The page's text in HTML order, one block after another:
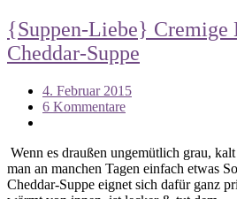
{Suppen-Liebe} Cremige
Cheddar-Suppe
4. Februar 2015
6 Kommentare
Wenn es draußen ungemütlich grau,
man an manchen Tagen einfach etwas
Cheddar-Suppe eignet sich dafür ganz